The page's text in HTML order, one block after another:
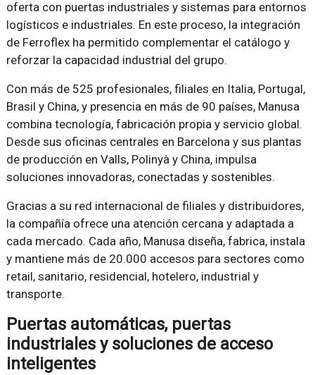
oferta con puertas industriales y sistemas para entornos
logísticos e industriales. En este proceso, la integración
de Ferroflex ha permitido complementar el catálogo y
reforzar la capacidad industrial del grupo.
Con más de 525 profesionales, filiales en Italia, Portugal,
Brasil y China, y presencia en más de 90 países, Manusa
combina tecnología, fabricación propia y servicio global.
Desde sus oficinas centrales en Barcelona y sus plantas
de producción en Valls, Polinyà y China, impulsa
soluciones innovadoras, conectadas y sostenibles.
Gracias a su red internacional de filiales y distribuidores,
la compañía ofrece una atención cercana y adaptada a
cada mercado. Cada año, Manusa diseña, fabrica, instala
y mantiene más de 20.000 accesos para sectores como
retail, sanitario, residencial, hotelero, industrial y
transporte.
Puertas automáticas, puertas
industriales y soluciones de acceso
inteligentes